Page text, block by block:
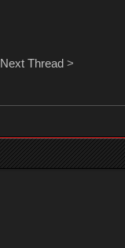
Next Thread>